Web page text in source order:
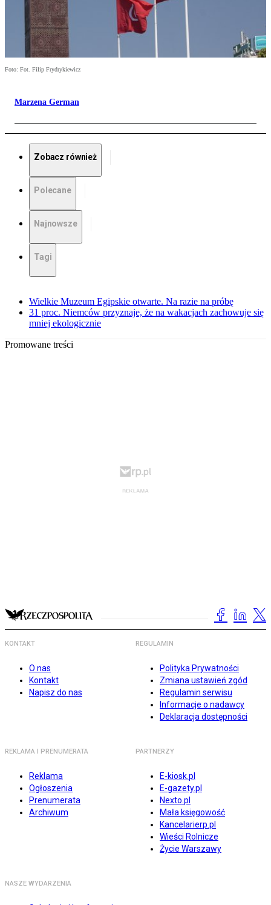
Foto: Fot. Filip Frydrykiewicz
Marzena German
Zobacz również
Polecane
Najnowsze
Tagi
Wielkie Muzeum Egipskie otwarte. Na razie na próbę
31 proc. Niemców przyznaje, że na wakacjach zachowuje się
mniej ekologicznie
Promowane treści
KONTAKT
O nas
Kontakt
Napisz do nas
REGULAMIN
Polityka Prywatności
Zmiana ustawień zgód
Regulamin serwisu
Informacje o nadawcy
Deklaracja dostępności
REKLAMA I PRENUMERATA
Reklama
Ogłoszenia
Prenumerata
Archiwum
PARTNERZY
E-kiosk.pl
E-gazety.pl
Nexto.pl
Mała księgowość
Kancelarierp.pl
Wieści Rolnicze
Życie Warszawy
NASZE WYDARZENIA